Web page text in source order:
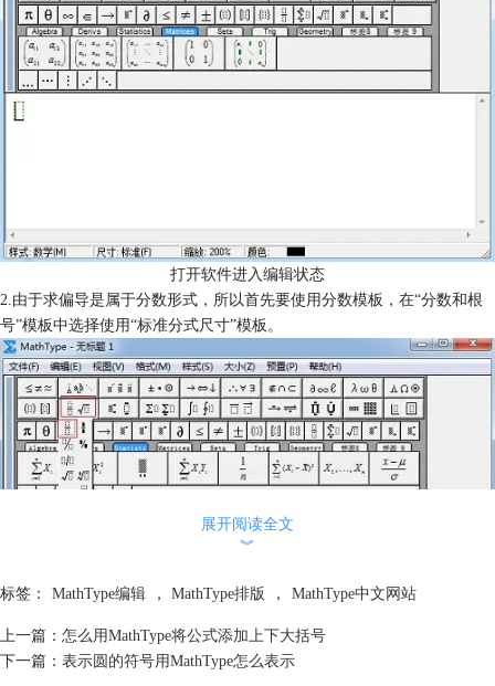
打开软件进入编辑状态
2.由于求偏导是属于分数形式，所以首先要使用分数模板，在“分数和根
号”模板中选择使用“标准分式尺寸”模板。
展开阅读全文
︾
标签： MathType编辑 ， MathType排版 ， MathType中文网站
上一篇： 怎么用MathType将公式添加上下大括号
下一篇： 表示圆的符号用MathType怎么表示